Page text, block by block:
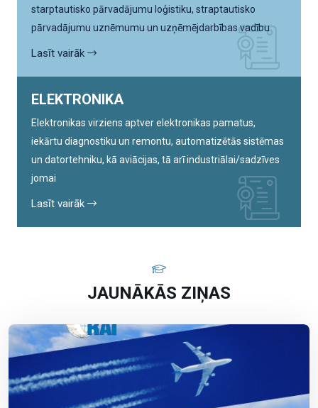
starptautisko pārvadājumu loģistiku, straptautisko
pārvadājumu uznēmumu un uzņēmējdarbības vadību
Lasīt vairāk
ELEKTRONIKA
Elektronikas virziens aptver elektronikas pamatus,
iekārtu diagnostiku un remontu, automatizētās sistēmas
un datortehniku, kā aviācijas, tā arī industriālai/sadzīves
jomai
Lasīt vairāk
JAUNĀKĀS ZIŅAS